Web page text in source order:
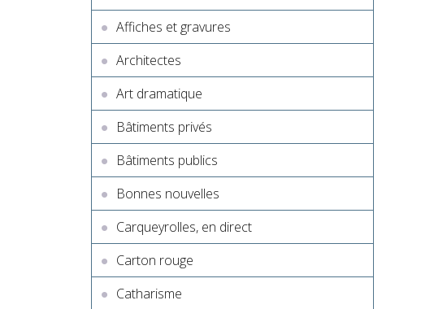
Affiches et gravures
Architectes
Art dramatique
Bâtiments privés
Bâtiments publics
Bonnes nouvelles
Carqueyrolles, en direct
Carton rouge
Catharisme